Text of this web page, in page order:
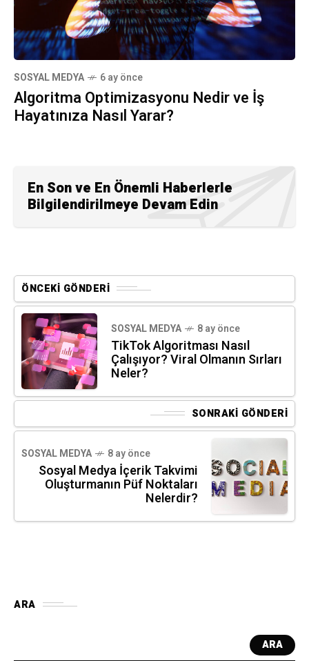
SOSYAL MEDYA 6 ay önce
Algoritma Optimizasyonu Nedir ve İş
Hayatınıza Nasıl Yarar?
En Son ve En Önemli Haberlerle
Bilgilendirilmeye Devam Edin
ÖNCEKI GÖNDERI
SOSYAL MEDYA 8 ay önce
TikTok Algoritması Nasıl
Çalışıyor? Viral Olmanın Sırları
Neler?
SONRAKI GÖNDERI
SOSYAL MEDYA 8 ay önce
Sosyal Medya İçerik Takvimi
Oluşturmanın Püf Noktaları
Nelerdir?
ARA
ARA